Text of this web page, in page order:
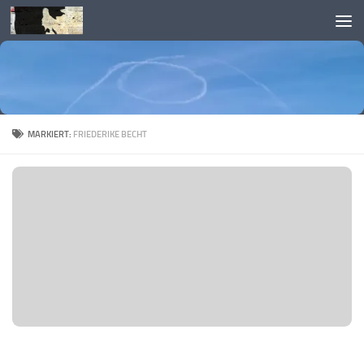
Skip to content
MARKIERT: FRIEDERIKE BECHT